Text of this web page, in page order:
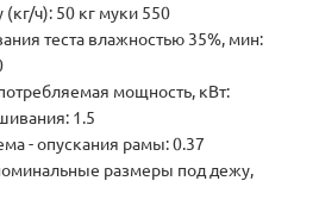
(кг/ч): 50 кг муки 550
теста влажностью 35%, мин:
мощность, кВт:
1.5
- опускания рамы: 0.37
размеры под дежу,